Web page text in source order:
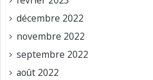
décembre 2022
novembre 2022
septembre 2022
août 2022